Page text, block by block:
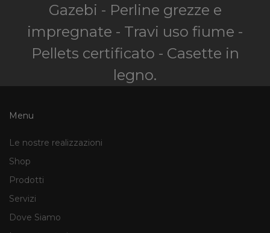
Gazebi - Perline grezze e
impregnate - Travi uso fiume -
Pellets certificato - Casette in
legno.
Menu
Le nostre realizzazioni
Shop
Prodotti
Servizi
Dove Siamo